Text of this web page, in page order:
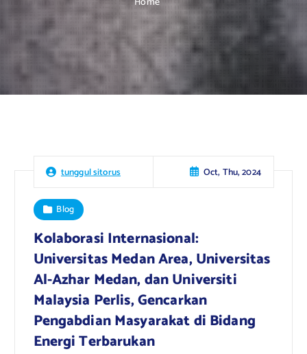
tunggul sitorus Oct, Thu, 2024
Blog
Kolaborasi Internasional:
Universitas Medan Area, Universitas
Al-Azhar Medan, dan Universiti
Malaysia Perlis, Gencarkan
Pengabdian Masyarakat di Bidang
Energi Terbarukan